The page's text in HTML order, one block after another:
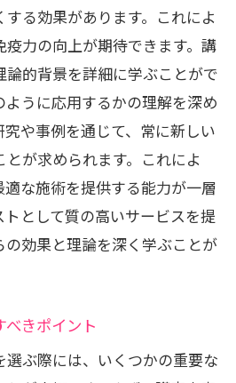
る効果があります。これによ
疫力の向上が期待できます。講
的背景を詳細に学ぶことがで
ように応用するかの理解を深め
や事例を通じて、常に新しい
が求められます。これによ
適な施術を提供する能力が一層
として質の高いサービスを提
効果と理論を深く学ぶことが
きポイント
ぶ際には、いくつかの重要な